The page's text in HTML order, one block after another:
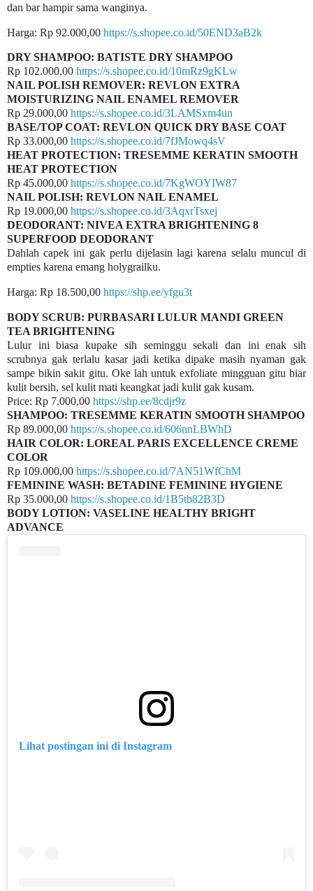
dan bar hampir sama wanginya.
Harga: Rp 92.000,00 https://s.shopee.co.id/50END3aB2k
DRY SHAMPOO: BATISTE DRY SHAMPOO
Rp 102.000,00 https://s.shopee.co.id/10mRz9gKLw
NAIL POLISH REMOVER: REVLON EXTRA
MOISTURIZING NAIL ENAMEL REMOVER
Rp 29.000,00 https://s.shopee.co.id/3LAMSxm4un
BASE/TOP COAT: REVLON QUICK DRY BASE COAT
Rp 33.000,00 https://s.shopee.co.id/7fJMowq4sV
HEAT PROTECTION: TRESEMME KERATIN SMOOTH
HEAT PROTECTION
Rp 45.000,00 https://s.shopee.co.id/7KgWOYIW87
NAIL POLISH: REVLON NAIL ENAMEL
Rp 19.000,00 https://s.shopee.co.id/3AqxrTsxej
DEODORANT: NIVEA EXTRA BRIGHTENING 8
SUPERFOOD DEODORANT
Dahlah capek ini gak perlu dijelasin lagi karena selalu muncul di
empties karena emang holygrailku.
Harga: Rp 18.500,00 https://shp.ee/yfgu3t
BODY SCRUB: PURBASARI LULUR MANDI GREEN
TEA BRIGHTENING
Lulur ini biasa kupake sih seminggu sekali dan ini enak sih
scrubnya gak terlalu kasar jadi ketika dipake masih nyaman gak
sampe bikin sakit gitu. Oke lah untuk exfoliate mingguan gitu biar
kulit bersih, sel kulit mati keangkat jadi kulit gak kusam.
Price: Rp 7.000,00 https://shp.ee/8cdjr9z
SHAMPOO: TRESEMME KERATIN SMOOTH SHAMPOO
Rp 89.000,00 https://s.shopee.co.id/606nnLBWhD
HAIR COLOR: LOREAL PARIS EXCELLENCE CREME
COLOR
Rp 109.000,00 https://s.shopee.co.id/7AN51WfChM
FEMININE WASH: BETADINE FEMININE HYGIENE
Rp 35.000,00 https://s.shopee.co.id/1B5tb82B3D
BODY LOTION: VASELINE HEALTHY BRIGHT
ADVANCE
Lihat postingan ini di Instagram